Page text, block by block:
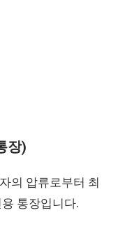
장)
의 압류로부터 최
통장입니다.